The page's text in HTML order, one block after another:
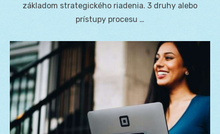
základom strategického riadenia. 3 druhy alebo
prístupy procesu …